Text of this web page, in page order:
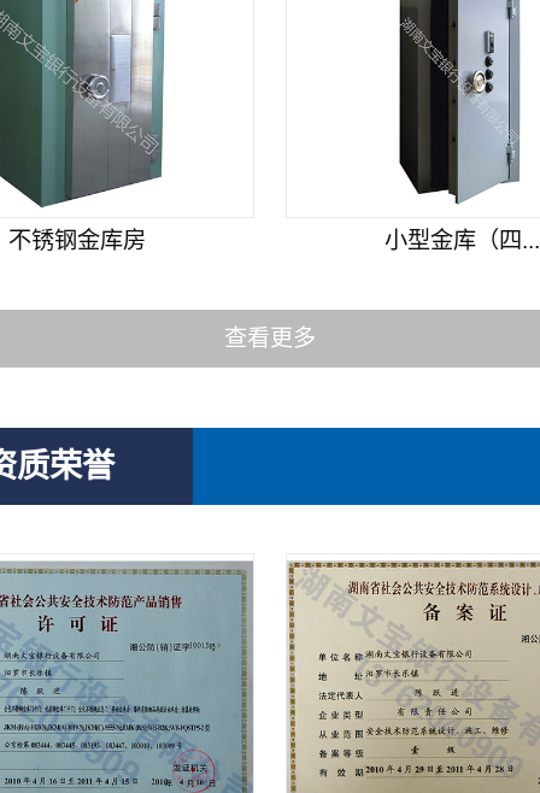
不锈钢金库房 小型金库（四...
查看更多
质荣誉